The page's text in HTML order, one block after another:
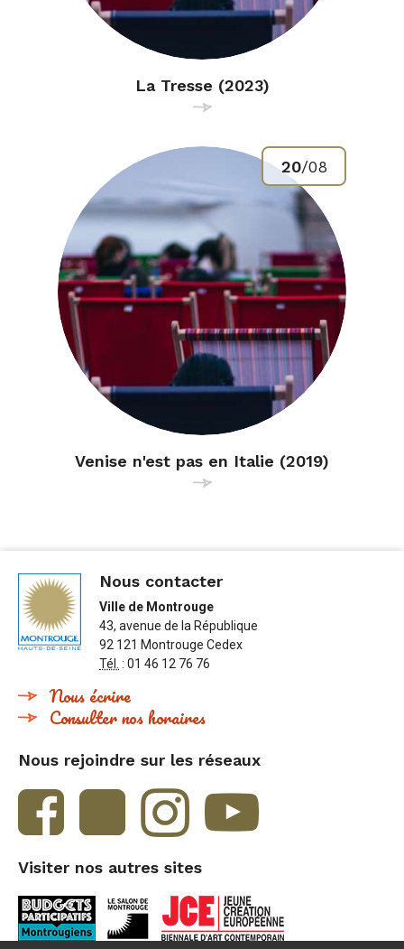
La Tresse (2023)
Venise n'est pas en Italie (2019)
20/08
Nous contacter
Ville de Montrouge
43, avenue de la République
92 121 Montrouge Cedex
Tél.
: 01 46 12 76 76
Nous écrire
Consulter nos horaires
Nous rejoindre sur les réseaux
Visiter nos autres sites